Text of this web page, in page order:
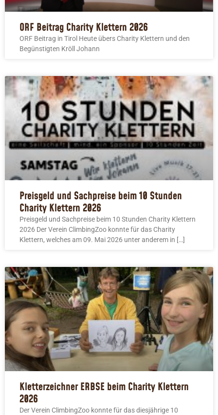
ORF Beitrag Charity Klettern 2026
ORF Beitrag in Tirol Heute übers Charity Klettern und den
Begünstigten Kröll Johann
Preisgeld und Sachpreise beim 10 Stunden
Charity Klettern 2026
Preisgeld und Sachpreise beim 10 Stunden Charity Klettern
2026 Der Verein ClimbingZoo konnte für das Charity
Klettern, welches am 09. Mai 2026 unter anderem in […]
Kletterzeichner ERBSE beim Charity Klettern
2026
Der Verein ClimbingZoo konnte für das diesjährige 10